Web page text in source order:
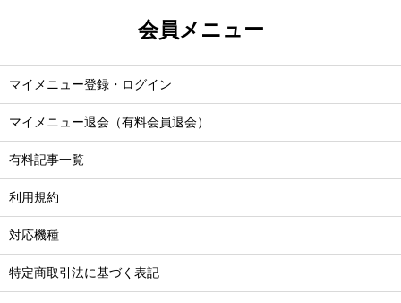
会員メニュー
マイメニュー登録・ログイン
マイメニュー退会（有料会員退会）
有料記事一覧
利用規約
対応機種
特定商取引法に基づく表記